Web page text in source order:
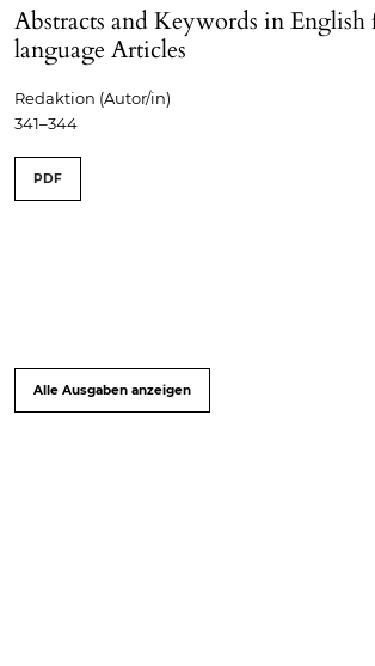
Abstracts and Keywords in English
language Articles
Redaktion (Autor/in)
341–344
PDF
Alle Ausgaben anzeigen